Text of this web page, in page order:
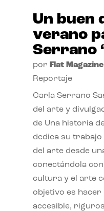
Un buen
verano
Serrano
por Flat Magazine
Reportaje
Carla Serrano
del arte y
de Una historia
dedica su
del arte desde
conectándola
cultura y el arte
objetivo es hacer
accesible,